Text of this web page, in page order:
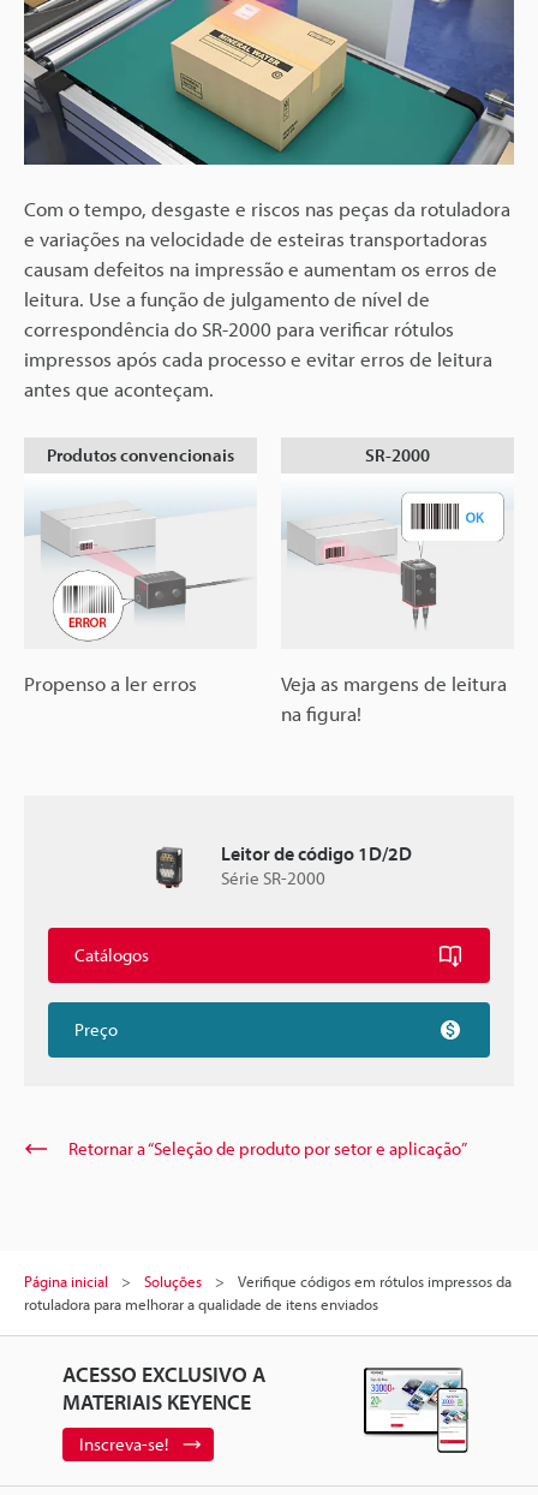
Com o tempo, desgaste e riscos nas peças da rotuladora
e variações na velocidade de esteiras transportadoras
causam defeitos na impressão e aumentam os erros de
leitura. Use a função de julgamento de nível de
correspondência do SR-2000 para verificar rótulos
impressos após cada processo e evitar erros de leitura
antes que aconteçam.
Produtos convencionais
Propenso a ler erros
SR-2000
Veja as margens de leitura
na figura!
Leitor de código 1D/2D
Série SR-2000
Catálogos
Preço
Retornar a “Seleção de produto por setor e aplicação”
Página inicial Soluções
Verifique códigos em rótulos impressos da
rotuladora para melhorar a qualidade de itens enviados
ACESSO EXCLUSIVO A
MATERIAIS KEYENCE
Inscreva-se!